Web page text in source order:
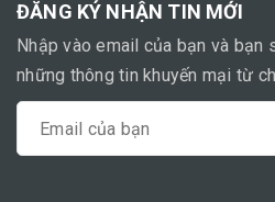
ĐĂNG KÝ NHẬN TIN MỚI
Nhập vào email của bạn và bạn
những thông tin khuyến mại từ